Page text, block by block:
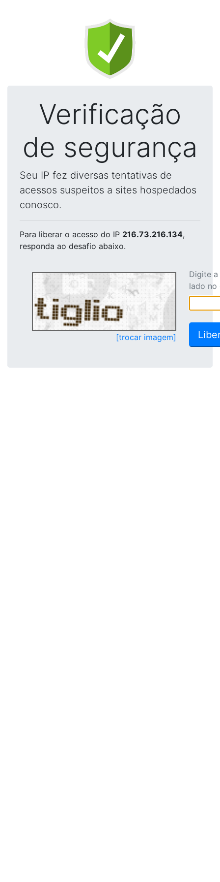
Verificação
de segurança
Seu IP fez diversas tentativas de
acessos suspeitos a sites hospedados
conosco.
Para liberar o acesso do IP 216.73.216.134,
responda ao desafio abaixo.
[trocar imagem]
Digite
lado no